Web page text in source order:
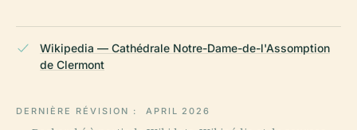
Wikipedia — Cathédrale Notre-Dame-de-l'Assomption
de Clermont
DERNIÈRE RÉVISION : APRIL 2026